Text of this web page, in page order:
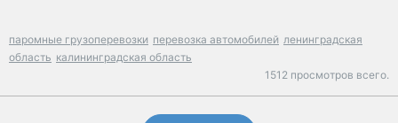
паромные грузоперевозки перевозка автомобилей ленинградская
область калининградская область
1512 просмотров всего.